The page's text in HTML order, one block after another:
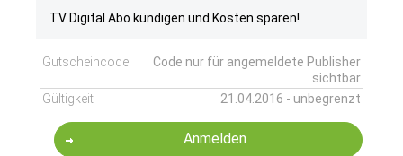
TV Digital Abo kündigen und Kosten sparen!
Gutscheincode
Code nur für angemeldete Publisher
sichtbar
Gültigkeit
21.04.2016 - unbegrenzt
Anmelden